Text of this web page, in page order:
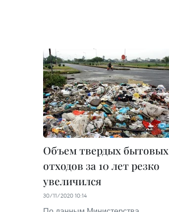
Объем твердых бытовых
отходов за 10 лет резко
увеличился
30/11/2020 10:14